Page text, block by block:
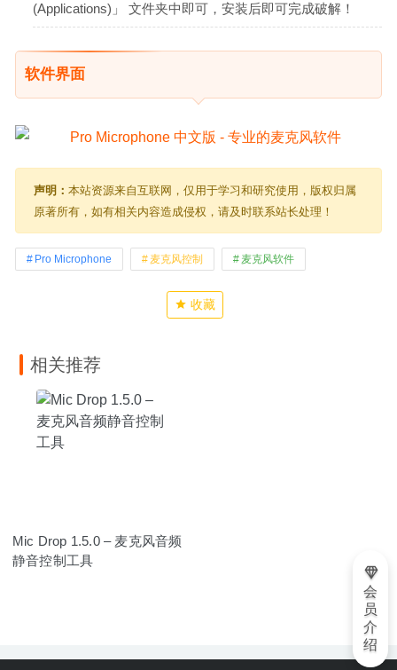
(Applications)」 文件夹中即可，安装后即可完成破解！
软件界面
声明： 本站资源来自互联网，仅用于学习和研究使用，版权归属
原著所有，如有相关内容造成侵权，请及时联系站长处理！
Pro Microphone 麦克风控制 麦克风软件
收藏
相关推荐
Mic Drop 1.5.0 – 麦克风音频
静音控制工具
会
员
介
绍